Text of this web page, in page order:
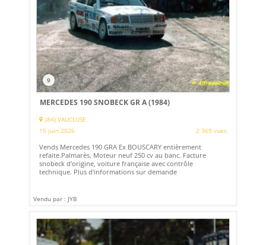
9
MERCEDES 190 SNOBECK GR A (1984)
(84) VAUCLUSE
15 juin 2026
2 369 vues
Vends Mercedes 190 GRA Ex BOUSCARY entièrement
refaite.Palmarès. Moteur neuf 250 cv au banc. Facture
snobeck d'origine, voiture française avec contrôle
technique. Plus d'informations sur demande
Vendu par : JYB